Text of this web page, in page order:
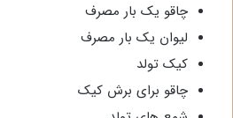
چاقو یک بار مصرف
لیوان یک بار مصرف
کیک تولد
چاقو برای برش کیک